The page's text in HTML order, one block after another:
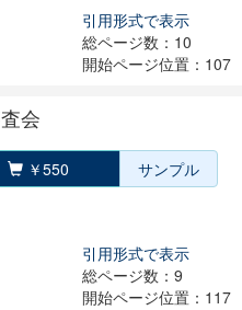
引用形式で表示
総ページ数：10
開始ページ位置：107
会
￥550 サンプル
引用形式で表示
総ページ数：9
開始ページ位置：117